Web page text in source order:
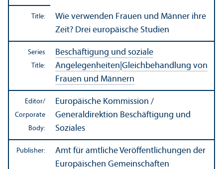
Title:
Wie verwenden Frauen und Männer ihre
Zeit? Drei europäische Studien
Series
Title:
Beschäftigung und soziale
Angelegenheiten Gleichbehandlung von
Frauen und Männern
Editor/
Corporate
Body:
Europäische Kommission /
Generaldirektion Beschäftigung und
Soziales
Publisher:
Amt für amtliche Veröffentlichungen der
Europäischen Gemeinschaften